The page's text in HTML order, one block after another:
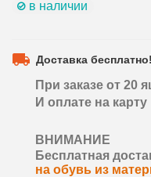
в наличии
Доставка бесплатно!
При заказе от 20
И оплате на карту
ВНИМАНИЕ
Бесплатная
на обувь из